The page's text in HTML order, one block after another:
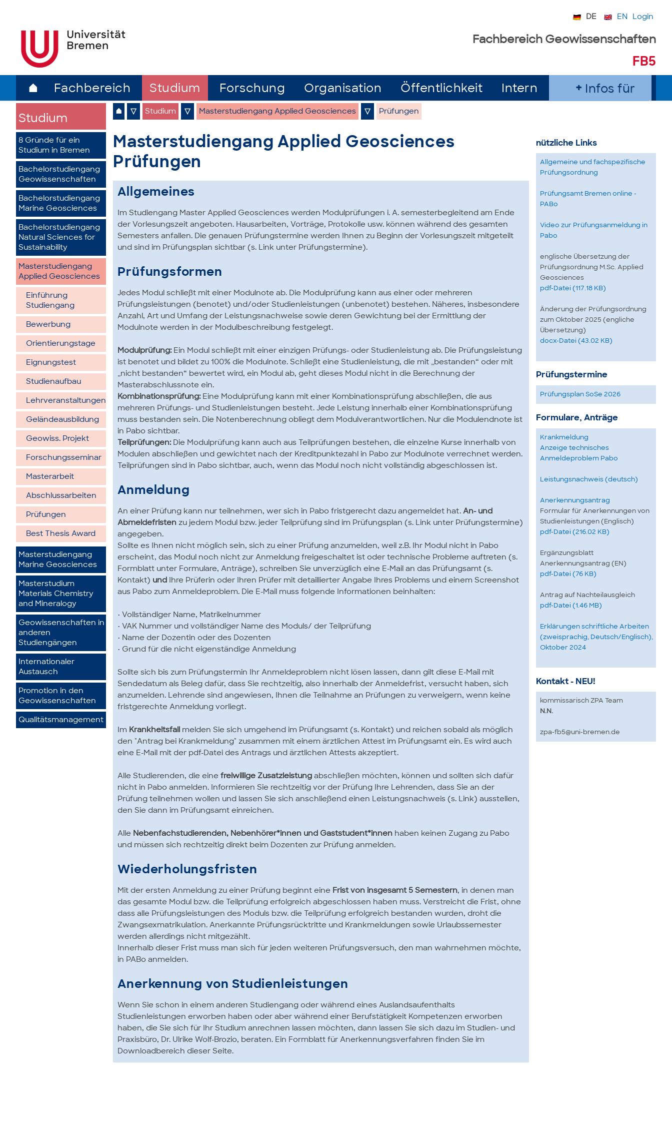
DE EN Login
Fachbereich Geowissenschaften
FB5
⌂ Fachbereich Studium Forschung Organisation Öffentlichkeit Intern Infos für
Studium
8 Gründe für ein
Studium in Bremen
Bachelorstudiengang
Geowissenschaften
Bachelorstudiengang
Marine Geosciences
Bachelorstudiengang
Natural Sciences for
Sustainability
Masterstudiengang
Applied Geosciences
Einführung
Studiengang
Bewerbung
Orientierungstage
Eignungstest
Studienaufbau
Lehrveranstaltungen
Geländeausbildung
Geowiss. Projekt
Forschungsseminar
Masterarbeit
Abschlussarbeiten
Prüfungen
Best Thesis Award
Masterstudiengang
Marine Geosciences
Masterstudium
Materials Chemistry
and Mineralogy
Geowissenschaften in
anderen
Studiengängen
Internationaler
Austausch
Promotion in den
Geowissenschaften
Qualitätsmanagement
⌂ ▽ Studium ▽ Masterstudiengang Applied Geosciences ▽ Prüfungen
Masterstudiengang Applied Geosciences
Prüfungen
Allgemeines
Im Studiengang Master Applied Geosciences werden Modulprüfungen i. A. semesterbegleitend am Ende
der Vorlesungszeit angeboten. Hausarbeiten, Vorträge, Protokolle usw. können während des gesamten
Semesters anfallen. Die genauen Prüfungstermine werden Ihnen zu Beginn der Vorlesungszeit mitgeteilt
und sind im Prüfungsplan sichtbar (s. Link unter Prüfungstermine).
Prüfungsformen
Jedes Modul schließt mit einer Modulnote ab. Die Modulprüfung kann aus einer oder mehreren
Prüfungsleistungen (benotet) und/oder Studienleistungen (unbenotet) bestehen. Näheres, insbesondere
Anzahl, Art und Umfang der Leistungsnachweise sowie deren Gewichtung bei der Ermittlung der
Modulnote werden in der Modulbeschreibung festgelegt.
Modulprüfung:Ein Modul schließt mit einer einzigen Prüfungs- oder Studienleistung ab. Die Prüfungsleistung
ist benotet und bildet zu 100% die Modulnote. Schließt eine Studienleistung, die mit „bestanden“ oder mit
„nicht bestanden“ bewertet wird, ein Modul ab, geht dieses Modul nicht in die Berechnung der
Masterabschlussnote ein.
Kombinationsprüfung:Eine Modulprüfung kann mit einer Kombinationsprüfung abschließen, die aus
mehreren Prüfungs- und Studienleistungen besteht. Jede Leistung innerhalb einer Kombinationsprüfung
muss bestanden sein. Die Notenberechnung obliegt dem Modulverantwortlichen. Nur die Modulendnote ist
in Pabo sichtbar.
Teilprüfungen:Die Modulprüfung kann auch aus Teilprüfungen bestehen, die einzelne Kurse innerhalb von
Modulen abschließen und gewichtet nach der Kreditpunktezahl in Pabo zur Modulnote verrechnet werden.
Teilprüfungen sind in Pabo sichtbar, auch, wenn das Modul noch nicht vollständig abgeschlossen ist.
Anmeldung
An einer Prüfung kann nur teilnehmen, wer sich in Pabo fristgerecht dazu angemeldet hat.An- und
Abmeldefristen zu jedem Modul bzw. jeder Teilprüfung sind im Prüfungsplan (s. Link unter Prüfungstermine)
angegeben.
Sollte es Ihnen nicht möglich sein, sich zu einer Prüfung anzumelden, weil z.B. Ihr Modul nicht in Pabo
erscheint, das Modul noch nicht zur Anmeldung freigeschaltet ist oder technische Probleme auftreten (s.
Formblatt unter Formulare, Anträge), schreiben Sie unverzüglich eine E-Mail an das Prüfungsamt (s.
Kontakt) und Ihre Prüferin oder Ihren Prüfer mit detaillierter Angabe Ihres Problems und einem Screenshot
aus Pabo zum Anmeldeproblem. Die E-Mail muss folgende Informationen beinhalten:
• Vollständiger Name, Matrikelnummer
• VAK Nummer und vollständiger Name des Moduls/ der Teilprüfung
• Name der Dozentin oder des Dozenten
• Grund für die nicht eigenständige Anmeldung
Sollte sich bis zum Prüfungstermin Ihr Anmeldeproblem nicht lösen lassen, dann gilt diese E-Mail mit
Sendedatum als Beleg dafür, dass Sie rechtzeitig, also innerhalb der Anmeldefrist, versucht haben, sich
anzumelden. Lehrende sind angewiesen, Ihnen die Teilnahme an Prüfungen zu verweigern, wenn keine
fristgerechte Anmeldung vorliegt.
Im Krankheitsfall melden Sie sich umgehend im Prüfungsamt (s. Kontakt) und reichen sobald als möglich
den "Antrag bei Krankmeldung" zusammen mit einem ärztlichen Attest im Prüfungsamt ein. Es wird auch
eine E-Mail mit der pdf-Datei des Antrags und ärztlichen Attests akzeptiert.
Alle Studierenden, die einefreiwillige Zusatzleistung abschließen möchten, können und sollten sich dafür
nicht in Pabo anmelden. Informieren Sie rechtzeitig vor der Prüfung Ihre Lehrenden, dass Sie an der
Prüfung teilnehmen wollen und lassen Sie sich anschließend einen Leistungsnachweis (s. Link) ausstellen,
den Sie dann im Prüfungsamt einreichen.
Alle Nebenfachstudierenden, Nebenhörer*innen und Gaststudent*innen haben keinen Zugang zu Pabo
und müssen sich rechtzeitig direkt beim Dozenten zur Prüfung anmelden.
Wiederholungsfristen
Mit der ersten Anmeldung zu einer Prüfung beginnt eine Frist von insgesamt 5 Semestern, in denen man
das gesamte Modul bzw. die Teilprüfung erfolgreich abgeschlossen haben muss. Verstreicht die Frist, ohne
dass alle Prüfungsleistungen des Moduls bzw. die Teilprüfung erfolgreich bestanden wurden, droht die
Zwangsexmatrikulation. Anerkannte Prüfungsrücktritte und Krankmeldungen sowie Urlaubssemester
werden allerdings nicht mitgezählt.
Innerhalb dieser Frist muss man sich für jeden weiteren Prüfungsversuch, den man wahrnehmen möchte,
in PABo anmelden.
Anerkennung von Studienleistungen
Wenn Sie schon in einem anderen Studiengang oder während eines Auslandsaufenthalts
Studienleistungen erworben haben oder aber während einer Berufstätigkeit Kompetenzen erworben
haben, die Sie sich für Ihr Studium anrechnen lassen möchten, dann lassen Sie sich dazu im Studien- und
Praxisbüro, Dr. Ulrike Wolf-Brozio, beraten. Ein Formblatt für Anerkennungsverfahren finden Sie im
Downloadbereich dieser Seite.
nützliche Links
Allgemeine und fachspezifische
Prüfungsordnung
Prüfungsamt Bremen online -
PABo
Video zur Prüfungsanmeldung in
Pabo
englische Übersetzung der
Prüfungsordnung M.Sc. Applied
Geosciences
pdf-Datei (117.18 KB)
Änderung der Prüfungsordnung
zum Oktober 2025 (engliche
Übersetzung)
docx-Datei (43.02 KB)
Prüfungstermine
Prüfungsplan SoSe 2026
Formulare, Anträge
Krankmeldung
Anzeige technisches
Anmeldeproblem Pabo
Leistungsnachweis (deutsch)
Anerkennungsantrag
Formular für Anerkennungen von
Studienleistungen (Englisch)
pdf-Datei (216.02 KB)
Ergänzungsblatt
Anerkennungsantrag (EN)
pdf-Datei (76 KB)
Antrag auf Nachteilausgleich
pdf-Datei (1.46 MB)
Erklärungen schriftliche Arbeiten
(zweisprachig, Deutsch/Englisch),
Oktober 2024
Kontakt - NEU!
kommissarisch ZPA Team
N.N.
zpa-fb5@uni-bremen.de